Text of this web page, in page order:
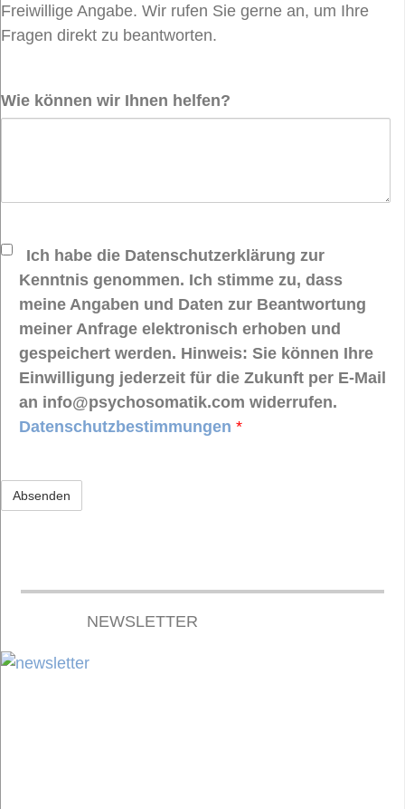
Freiwillige Angabe. Wir rufen Sie gerne an, um Ihre
Fragen direkt zu beantworten.
Wie können wir Ihnen helfen?
Ich habe die Datenschutzerklärung zur
Kenntnis genommen. Ich stimme zu, dass
meine Angaben und Daten zur Beantwortung
meiner Anfrage elektronisch erhoben und
gespeichert werden. Hinweis: Sie können Ihre
Einwilligung jederzeit für die Zukunft per E-Mail
an info@psychosomatik.com widerrufen.
Datenschutzbestimmungen *
NEWSLETTER